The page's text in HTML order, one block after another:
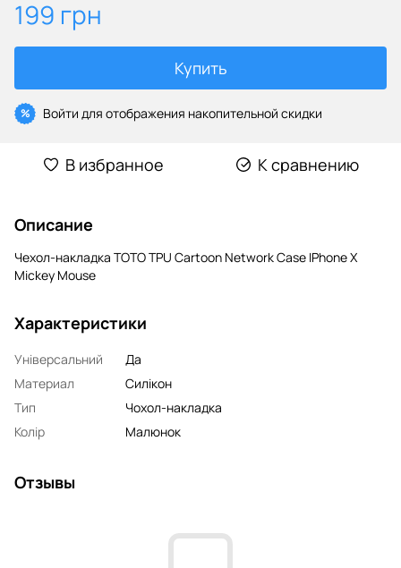
199 грн
Купить
% Войти для отображения накопительной скидки
В избранное К сравнению
Описание
Чехол-накладка TOTO TPU Сartoon Network Case IPhone X
Mickey Mouse
Характеристики
Універсальний
Да
Материал
Силікон
Тип
Чохол-накладка
Колір
Малюнок
Отзывы